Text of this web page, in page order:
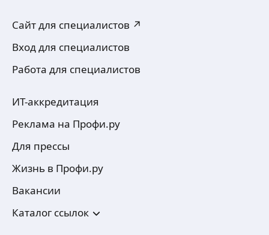
Сайт для специалистов ↗
Вход для специалистов
Работа для специалистов
ИТ-аккредитация
Реклама на Профи.ру
Для прессы
Жизнь в Профи.ру
Вакансии
Каталог ссылок